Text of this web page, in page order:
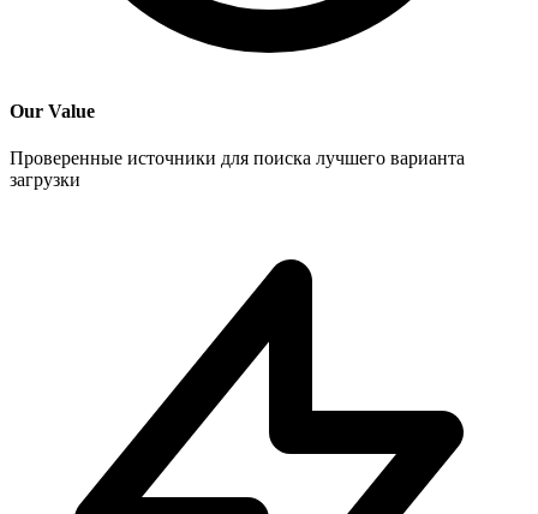
Our Value
Проверенные источники для поиска лучшего варианта
загрузки